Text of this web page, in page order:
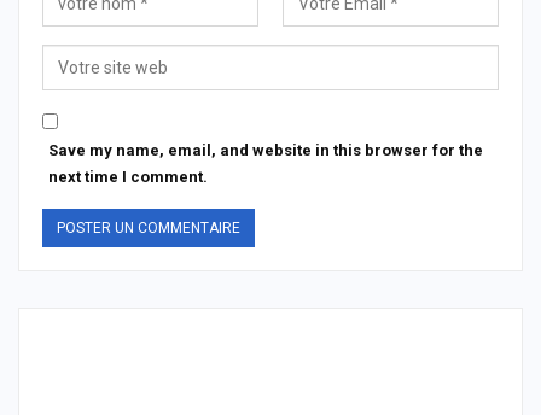
Save my name, email, and website in this browser for the
next time I comment.